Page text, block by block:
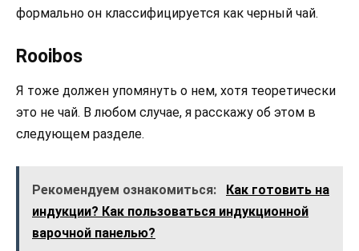
формально он классифицируется как черный чай.
Rooibos
Я тоже должен упомянуть о нем, хотя теоретически
это не чай. В любом случае, я расскажу об этом в
следующем разделе.
Рекомендуем ознакомиться:
Как готовить на
индукции? Как пользоваться индукционной
варочной панелью?